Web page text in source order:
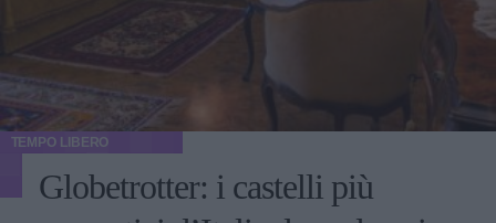
TEMPO LIBERO
Globetrotter: i castelli più